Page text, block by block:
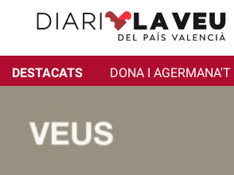
DESTACATS DONA I AGERMANA'T